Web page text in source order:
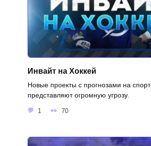
Инвайт на Хоккей
Новые проекты с прогнозами на спорт
представляют огромную угрозу.
1 70